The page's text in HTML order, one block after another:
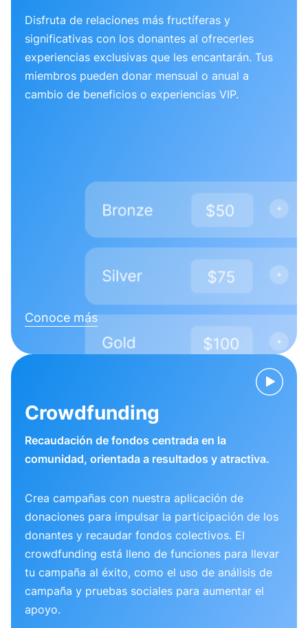
Disfruta de relaciones más fructíferas y
significativas con los donantes al ofrecerles
experiencias exclusivas que les encantarán. Tus
miembros pueden donar mensual o anual a
cambio de beneficios o experiencias VIP.
Conoce más
Crowdfunding
Recaudación de fondos centrada en la
comunidad, orientada a resultados y atractiva.
Crea campañas con nuestra aplicación de
donaciones para impulsar la participación de los
donantes y recaudar fondos colectivos. El
crowdfunding está lleno de funciones para llevar
tu campaña al éxito, como el uso de análisis de
campaña y pruebas sociales para aumentar el
apoyo.